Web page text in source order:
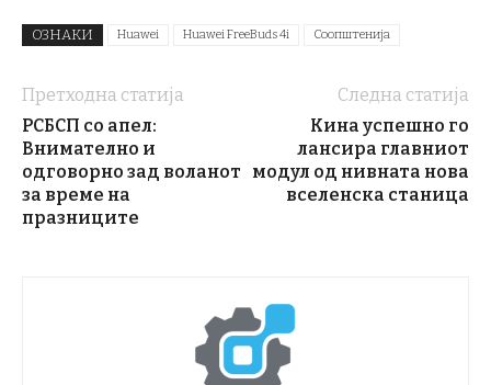
ОЗНАКИ Huawei Huawei FreeBuds 4i Соопштенија
Претходна статија
РСБСП со апел:
Внимателно и
одговорно зад воланот
за време на
празниците
Следна статија
Кина успешно го
лансира главниот
модул од нивната нова
вселенска станица